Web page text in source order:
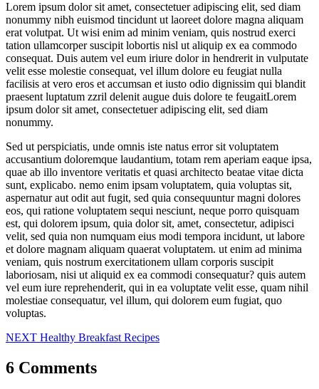
Lorem ipsum dolor sit amet, consectetuer adipiscing elit, sed diam
nonummy nibh euismod tincidunt ut laoreet dolore magna aliquam
erat volutpat. Ut wisi enim ad minim veniam, quis nostrud exerci
tation ullamcorper suscipit lobortis nisl ut aliquip ex ea commodo
consequat. Duis autem vel eum iriure dolor in hendrerit in vulputate
velit esse molestie consequat, vel illum dolore eu feugiat nulla
facilisis at vero eros et accumsan et iusto odio dignissim qui blandit
praesent luptatum zzril delenit augue duis dolore te feugaitLorem
ipsum dolor sit amet, consectetuer adipiscing elit, sed diam
nonummy.
Sed ut perspiciatis, unde omnis iste natus error sit voluptatem
accusantium doloremque laudantium, totam rem aperiam eaque ipsa,
quae ab illo inventore veritatis et quasi architecto beatae vitae dicta
sunt, explicabo. nemo enim ipsam voluptatem, quia voluptas sit,
aspernatur aut odit aut fugit, sed quia consequuntur magni dolores
eos, qui ratione voluptatem sequi nesciunt, neque porro quisquam
est, qui dolorem ipsum, quia dolor sit, amet, consectetur, adipisci
velit, sed quia non numquam eius modi tempora incidunt, ut labore
et dolore magnam aliquam quaerat voluptatem. ut enim ad minima
veniam, quis nostrum exercitationem ullam corporis suscipit
laboriosam, nisi ut aliquid ex ea commodi consequatur? quis autem
vel eum iure reprehenderit, qui in ea voluptate velit esse, quam nihil
molestiae consequatur, vel illum, qui dolorem eum fugiat, quo
voluptas.
Навигация
по
записям
NEXT Healthy Breakfast Recipes
6 Comments